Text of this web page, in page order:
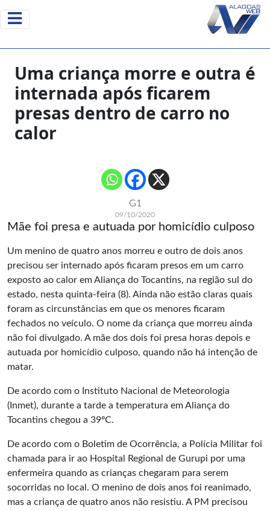
Uma criança morre e outra é
internada após ficarem
presas dentro de carro no
calor
G1
09/10/2020
Mãe foi presa e autuada por homicídio culposo
Um menino de quatro anos morreu e outro de dois anos
precisou ser internado após ficaram presos em um carro
exposto ao calor em Aliança do Tocantins, na região sul do
estado, nesta quinta-feira (8). Ainda não estão claras quais
foram as circunstâncias em que os menores ficaram
fechados no veículo. O nome da criança que morreu ainda
não foi divulgado. A mãe dos dois foi presa horas depois e
autuada por homicídio culposo, quando não há intenção de
matar.
De acordo com o Instituto Nacional de Meteorologia
(Inmet), durante a tarde a temperatura em Aliança do
Tocantins chegou a 39ºC.
De acordo com o Boletim de Ocorrência, a Polícia Militar foi
chamada para ir ao Hospital Regional de Gurupi por uma
enfermeira quando as crianças chegaram para serem
socorridas no local. O menino de dois anos foi reanimado,
mas a criança de quatro anos não resistiu. A PM precisou